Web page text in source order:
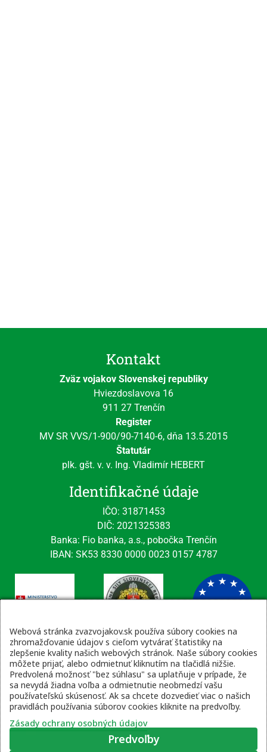
Kontakt
Zväz vojakov Slovenskej republiky
Hviezdoslavova 16
911 27 Trenčín
Register
MV SR VVS/1-900/90-7140-6, dňa 13.5.2015
Štatutár
plk. gšt. v. v. Ing. Vladimír HEBERT
Identifikačné údaje
IČO: 31871453
DIČ: 2021325383
Banka: Fio banka, a.s., pobočka Trenčín
IBAN: SK53 8330 0000 0023 0157 4787
Kontaktné údaje
email: tajomnik@zvsr.sk
telefón: 0908535335
vojenská linka: 0960 333 818
Webová stránka zvazvojakov.sk používa súbory cookies na
zhromažďovanie údajov s cieľom vytvárať štatistiky na
zlepšenie kvality našich webových stránok. Naše súbory cookies
môžete prijať, alebo odmietnuť kliknutím na tlačidlá nižšie.
Predvolená možnosť "bez súhlasu" sa uplatňuje v prípade, že
sa nevydá žiadna voľba a odmietnutie neobmedzí vašu
používateľskú skúsenosť. Ak sa chcete dozvedieť viac o našich
pravidlách používania súborov cookies kliknite na predvoľby.
Zásady ochrany osobných údajov
Predvoľby